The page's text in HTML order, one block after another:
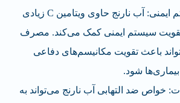
تقویت سیستم ایمنی: آب نارنج حاوی ویتامین C زیادی
سیستم ایمنی کمک می‌کند. مصرف
باعث تقویت مکانیسم‌های دفاعی
بیماری‌ها شود.
خواص ضد التهابی آب نارنج می‌تواند به